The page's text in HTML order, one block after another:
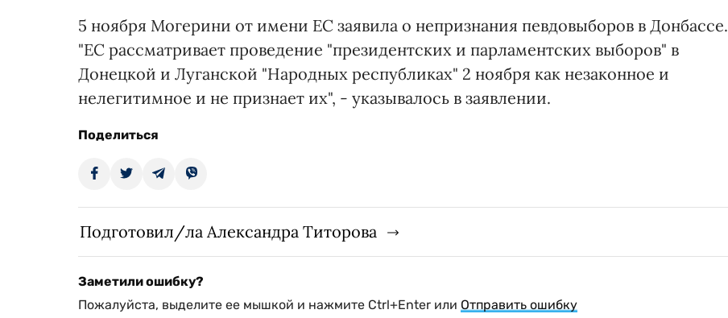
5 ноября Могерини от имени ЕС заявила о непризнания певдовыборов в Донбассе.
"ЕС рассматривает проведение "президентских и парламентских выборов" в
Донецкой и Луганской "Народных республиках" 2 ноября как незаконное и
нелегитимное и не признает их", - указывалось в заявлении.
Поделиться
Подготовил/ла Александра Титорова
Заметили ошибку?
Пожалуйста, выделите ее мышкой и нажмите Ctrl+Enter или Отправить ошибку